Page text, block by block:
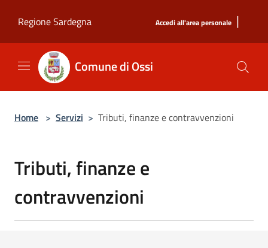
Regione Sardegna
Accedi all'area personale |
Comune di Ossi
Home > Servizi > Tributi, finanze e contravvenzioni
Tributi, finanze e
contravvenzioni